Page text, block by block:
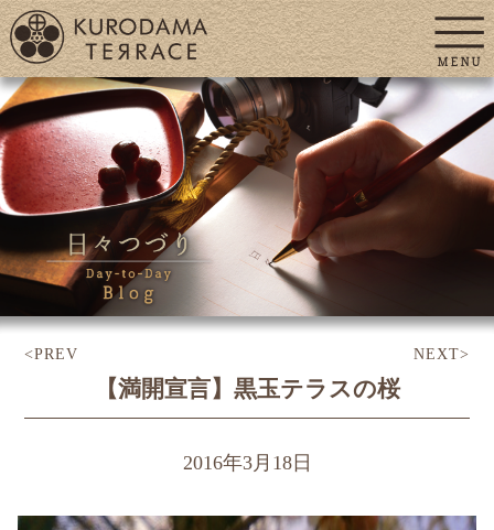
<PREV NEXT>
【満開宣言】黒玉テラスの桜
2016年3月18日